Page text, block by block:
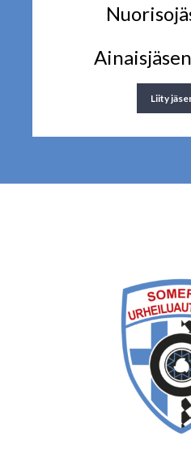
Liity